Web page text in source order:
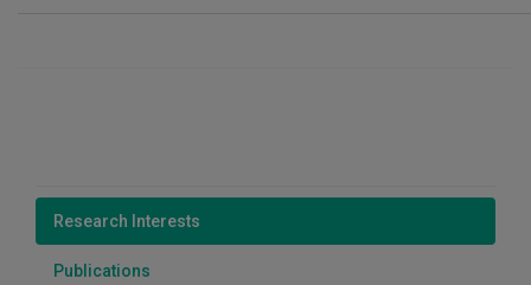
Research Interests
Publications